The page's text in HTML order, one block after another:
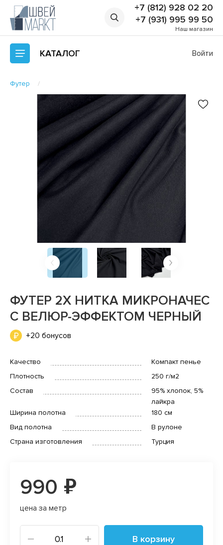
+7 (812) 928 02 20
+7 (931) 995 99 50
Наш магазин
КАТАЛОГ Войти
Футер
ФУТЕР 2Х НИТКА МИКРОНАЧЕС
С ВЕЛЮР-ЭФФЕКТОМ ЧЕРНЫЙ
+20 бонусов
Качество
Компакт пенье
Плотность
250 г/м2
Состав
95% хлопок, 5%
лайкра
Ширина полотна
180 см
Вид полотна
В рулоне
Страна изготовления
Турция
990 ₽
цена за метр
В корзину